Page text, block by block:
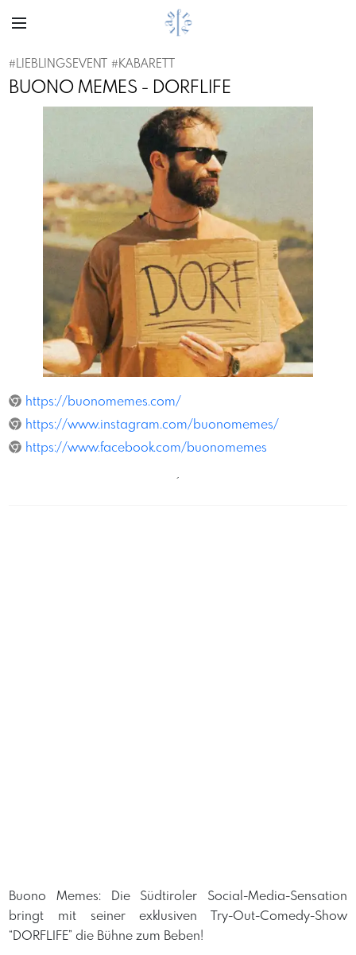
#LIEBLINGSEVENT #KABARETT
BUONO MEMES - DORFLIFE
Previous Next
https://buonomemes.com/
https://www.instagram.com/buonomemes/
https://www.facebook.com/buonomemes
´
Buono Memes: Die Südtiroler Social-Media-Sensation
bringt mit seiner exklusiven Try-Out-Comedy-Show
“DORFLIFE” die Bühne zum Beben!